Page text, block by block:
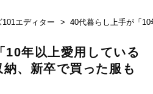
エディター 40代暮らし上手が「
10年以上愛用している
、新卒で買った服も